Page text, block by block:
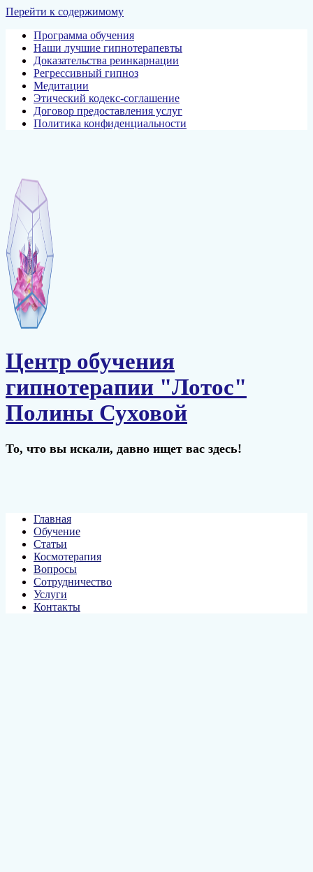
Перейти к содержимому
Программа обучения
Наши лучшие гипнотерапевты
Доказательства реинкарнации
Регрессивный гипноз
Медитации
Этический кодекс-соглашение
Договор предоставления услуг
Политика конфиденциальности
Центр обучения
гипнотерапии "Лотос"
Полины Суховой
То, что вы искали, давно ищет вас здесь!
Главная
Обучение
Статьи
Космотерапия
Вопросы
Сотрудничество
Услуги
Контакты